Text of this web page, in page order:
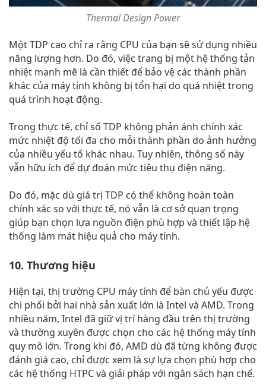
Thermal Design Power
Một TDP cao chỉ ra rằng CPU của bạn sẽ sử dụng nhiều
năng lượng hơn. Do đó, việc trang bị một hệ thống tản
nhiệt mạnh mẽ là cần thiết để bảo vệ các thành phần
khác của máy tính không bị tổn hại do quá nhiệt trong
quá trình hoạt động.
Trong thực tế, chỉ số TDP không phản ánh chính xác
mức nhiệt độ tối đa cho mỗi thành phần do ảnh hưởng
của nhiều yếu tố khác nhau. Tuy nhiên, thông số này
vẫn hữu ích để dự đoán mức tiêu thụ điện năng.
Do đó, mặc dù giá trị TDP có thể không hoàn toàn
chính xác so với thực tế, nó vẫn là cơ sở quan trọng
giúp bạn chọn lựa nguồn điện phù hợp và thiết lập hệ
thống làm mát hiệu quả cho máy tính.
10. Thương hiệu
Hiện tại, thị trường CPU máy tính để bàn chủ yếu được
chi phối bởi hai nhà sản xuất lớn là Intel và AMD. Trong
nhiều năm, Intel đã giữ vị trí hàng đầu trên thị trường
và thường xuyên được chọn cho các hệ thống máy tính
quy mô lớn. Trong khi đó, AMD dù đã từng không được
đánh giá cao, chỉ được xem là sự lựa chọn phù hợp cho
các hệ thống HTPC và giải pháp với ngân sách hạn chế.